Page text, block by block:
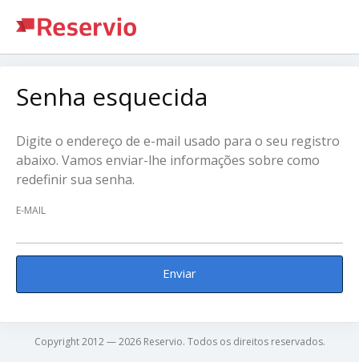
Senha esquecida
Digite o endereço de e-mail usado para o seu registro
abaixo. Vamos enviar-lhe informações sobre como
redefinir sua senha.
E-MAIL
Enviar
Copyright 2012 — 2026 Reservio. Todos os direitos reservados.